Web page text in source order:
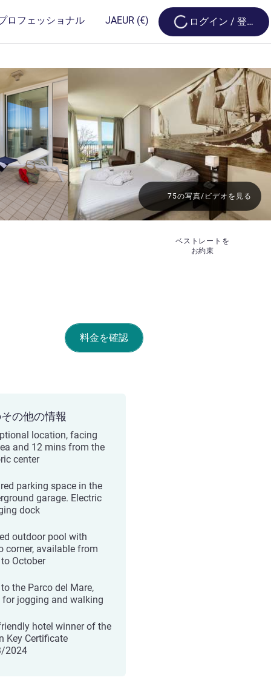
ロフェッショナル JAEUR (€) Loading...
ログイン / 登録
ベストレートを
お約束
75の写真/ビデオを見る
料金を確認
の他の情報
location, facing
and 12 mins from the
center
parking space in the
garage. Electric
dock
outdoor pool with
corner, available from
October
the Parco del Mare,
for jogging and walking
hotel winner of the
Key Certificate
2024